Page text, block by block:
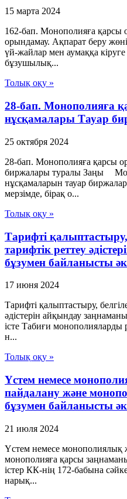
15 марта 2024
162-бап. Монополияға қарсы
орындамау. Ақпарат беру
үй-жайлар мен аумаққа
бұзушылық...
Толық оқу »
28-бап. Монополияға
нұсқамалары Тауар
25 октября 2024
28-бап. Монополияға қарсы
биржалары туралы Заңы
нұсқамаларын тауар
мерзімде, бірақ о...
Толық оқу »
Тарифті қалыптастыру,
тарифтік реттеу
бұзумен байланысты
17 июня 2024
Тарифті қалыптастыру,
әдістерін айқындау
істе Табиғи
н...
Толық оқу »
Үстем немесе
пайдалану және
бұзумен байланысты
21 июля 2024
Үстем немесе монополиялық
монополияға қарсы
істер КК-нің 172-бабына
нарық...